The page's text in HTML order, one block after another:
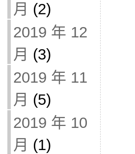
月 (2)
2019 年 12
月 (3)
2019 年 11
月 (5)
2019 年 10
月 (1)